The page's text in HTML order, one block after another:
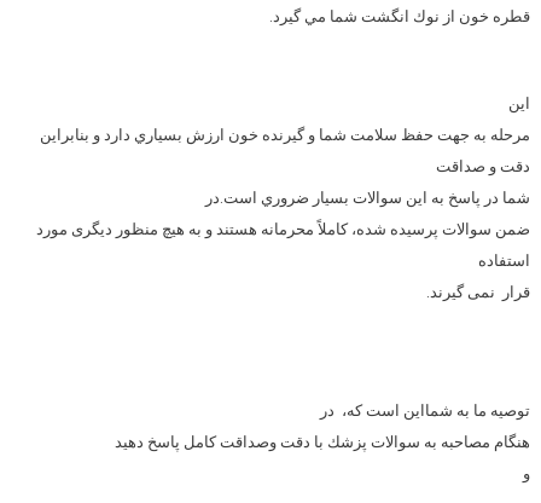
قطره خون از نوك انگشت شما مي گيرد.
اين
مرحله به جهت حفظ سلامت شما و گيرنده خون ارزش بسياري دارد و بنابراين
دقت و صداقت
شما در پاسخ به اين سوالات بسيار ضروري است.در
ضمن سوالات پرسیده شده، کاملاً محرمانه هستند و به هیچ منظور دیگری مورد
استفاده
قرار نمی گیرند.
توصيه ما به شمااين است كه، در
هنگام مصاحبه به سوالات پزشك با دقت وصداقت كامل پاسخ دهيد
و